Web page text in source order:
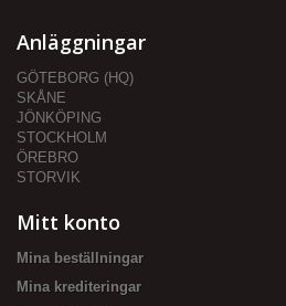
Anläggningar
GÖTEBORG (HQ)
SKÅNE
JÖNKÖPING
STOCKHOLM
ÖREBRO
STORVIK
Mitt konto
Mina beställningar
Mina krediteringar